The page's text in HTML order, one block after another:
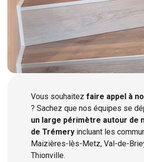
Vous souhaitez faire appel à
? Sachez que nos équipes se
un large périmètre autour de
de Trémery incluant les
Maizières-lès-Metz, Val-de-
Thionville.